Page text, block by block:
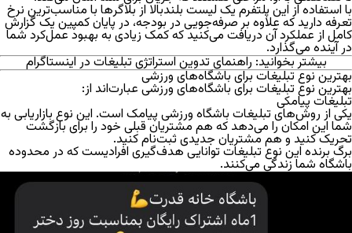
با استفاده از این پلتفرم یک لیست بلندبالا از بلاگر‎‌ها با مناسب‌ترین نرخ
تعرفه دارید که علاوه بر صرفه‌جویی در بودجه، در پایان کمپین یک گزارش
کامل از عملکرد آن دریافت می‌کنید که کمک زیادی به بهبود عمل‌کرد شما
در آینده می‌گذارد.
بیشتر بخوانید:راهنمای تدویناستراتژی تبلیغات در اینستاگرام
بهترین نوع تبلیغات برای باشگاه‌های ورزشی
بهترین نوع تبلیغات برای باشگاه‌های ورزشی عبارت‌اند از:
تبلیغات پیامکی
یکی از روش‌های تبلیغات باشگاه ورزشی پیامک است. این نوع بازاریابی به
شما این امکان را می‌دهد که هم مشتریان قبلی خود را برای بازگشت
تحریک کنید و هم مشتریان جدیدی ثبت‌نام کنید.
برگ برنده این نوع تبلیغات توانایی هدف‌گیری افرادیست که در محدوده
باشگاه شما زندگی می‌کنند.